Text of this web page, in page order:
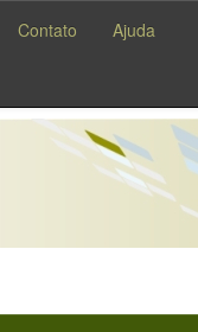
Contato Ajuda